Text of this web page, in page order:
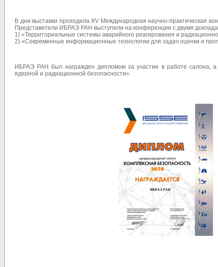
В дни выставки проходила XV Международная научно-практическая
Представители ИБРАЭ РАН выступили на конференции с двумя
1) «Территориальные системы аварийного реагирования и
2) «Современные информационные технологии для задач оценки и
ИБРАЭ РАН был награжден дипломом за участие в работе салона,
ядерной и радиационной безопасности».